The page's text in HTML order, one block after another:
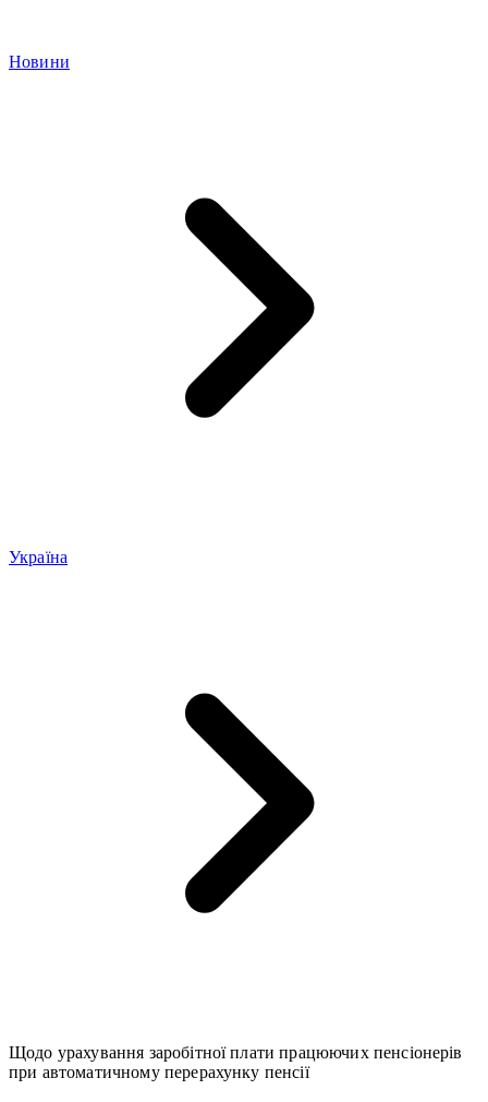
Новини
Україна
Щодо урахування заробітної плати працюючих пенсіонерів
при автоматичному перерахунку пенсії